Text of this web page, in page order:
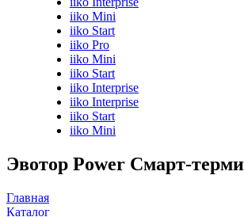
iiko Mini
iiko Start
iiko Pro
iiko Mini
iiko Start
iiko Interprise
iiko Interprise
iiko Start
iiko Mini
Эвотор Power Смарт-
Главная
Каталог